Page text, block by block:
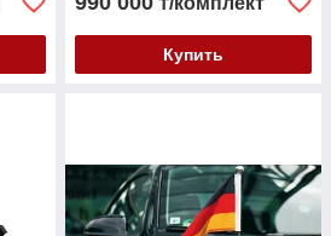
Купить